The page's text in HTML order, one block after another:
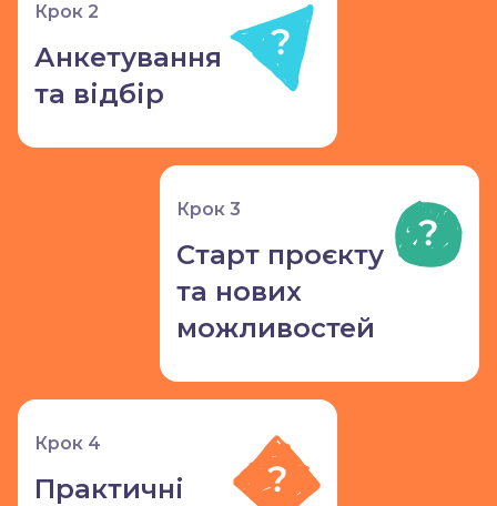
Крок 2
Анкетування
та відбір
Крок 3
Старт проєкту
та нових
можливостей
Крок 4
Практичні